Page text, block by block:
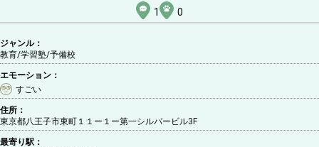
1 0
ジャンル：
教育/学習塾/予備校
エモーション：
すごい
住所：
東京都八王子市東町１１ー１ー第一シルバービル3F
最寄り駅：